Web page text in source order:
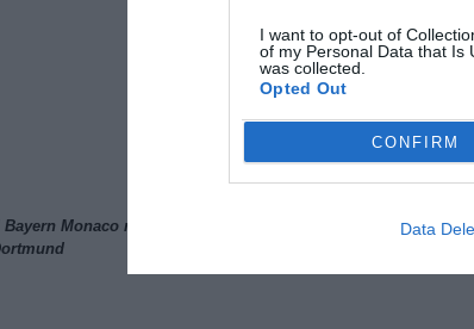
I want to opt-out of
of my Personal Data that Is
was collected.
Opted Out
CONFIRM
Data
Bayern Monaco ridimensiona il Borussia
Wiltord